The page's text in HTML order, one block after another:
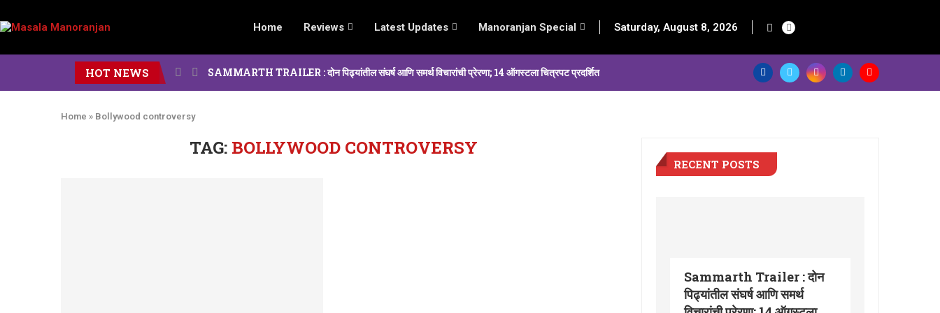
Home Reviews Latest Updates Manoranjan Special Saturday, August 8, 2026
HOT NEWS SAMMARTH TRAILER : दोन पिढ्यांतील संघर्ष आणि समर्थ विचारांची प्रेरणा; 14 ऑगस्टला चित्रपट प्रदर्शित
Home » Bollywood controversy
TAG: BOLLYWOOD CONTROVERSY
RECENT POSTS
Sammarth Trailer : दोन
पिढ्यांतील संघर्ष आणि समर्थ